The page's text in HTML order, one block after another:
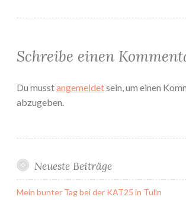
Schreibe einen
Du musstangemeldetsein, um einen
abzugeben.
Neueste Beiträge
Mein bunter Tag bei der KAT25 in Tulln